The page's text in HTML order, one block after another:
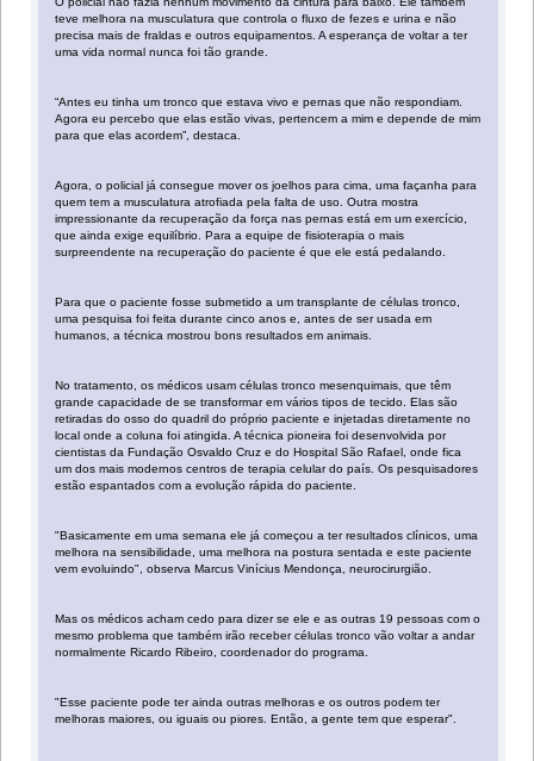
teve melhora na musculatura que controla o fluxo de fezes e urina e não
precisa mais de fraldas e outros equipamentos. A esperança de voltar a ter
uma vida normal nunca foi tão grande.
“Antes eu tinha um tronco que estava vivo e pernas que não respondiam.
Agora eu percebo que elas estão vivas, pertencem a mim e depende de mim
para que elas acordem”, destaca.
Agora, o policial já consegue mover os joelhos para cima, uma façanha para
quem tem a musculatura atrofiada pela falta de uso. Outra mostra
impressionante da recuperação da força nas pernas está em um exercício,
que ainda exige equilíbrio. Para a equipe de fisioterapia o mais
surpreendente na recuperação do paciente é que ele está pedalando.
Para que o paciente fosse submetido a um transplante de células tronco,
uma pesquisa foi feita durante cinco anos e, antes de ser usada em
humanos, a técnica mostrou bons resultados em animais.
No tratamento, os médicos usam células tronco mesenquimais, que têm
grande capacidade de se transformar em vários tipos de tecido. Elas são
retiradas do osso do quadril do próprio paciente e injetadas diretamente no
local onde a coluna foi atingida. A técnica pioneira foi desenvolvida por
cientistas da Fundação Osvaldo Cruz e do Hospital São Rafael, onde fica
um dos mais modernos centros de terapia celular do país. Os pesquisadores
estão espantados com a evolução rápida do paciente.
"Basicamente em uma semana ele já começou a ter resultados clínicos, uma
melhora na sensibilidade, uma melhora na postura sentada e este paciente
vem evoluindo", observa Marcus Vinícius Mendonça, neurocirurgião.
Mas os médicos acham cedo para dizer se ele e as outras 19 pessoas com o
mesmo problema que também irão receber células tronco vão voltar a andar
normalmente Ricardo Ribeiro, coordenador do programa.
"Esse paciente pode ter ainda outras melhoras e os outros podem ter
melhoras maiores, ou iguais ou piores. Então, a gente tem que esperar".